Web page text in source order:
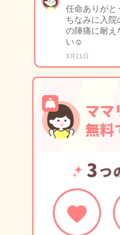
任命ありがと
ちなみに入
の陣痛に耐え
い☺️
3月11日